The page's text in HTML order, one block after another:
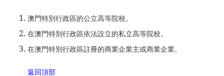
澳門特別行政區的公立高等院校。
在澳門特別行政區依法設立的私立高等院校。
在澳門特別行政區註冊的商業企業主或商業企業。
返回頂部